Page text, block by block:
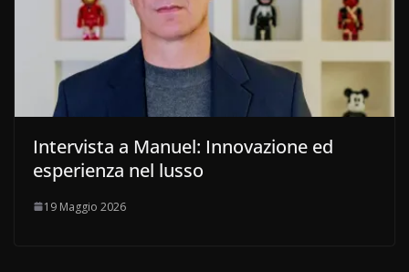
Intervista a Manuel: Innovazione ed
esperienza nel lusso
19 Maggio 2026